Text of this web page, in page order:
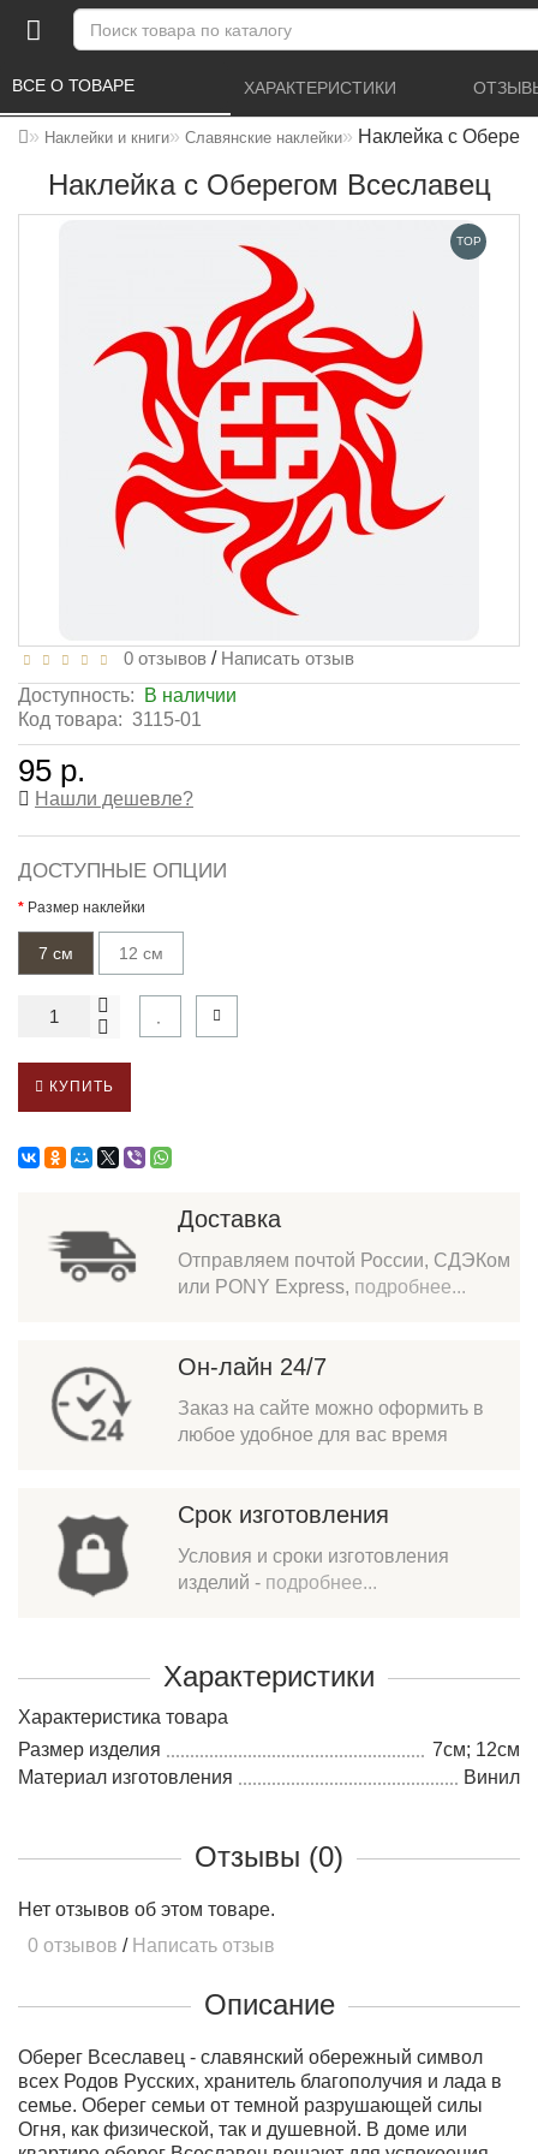
Наклейки и книги Славянские наклейки Наклейка с
Наклейка с Оберегом Всеславец
ВСЕ О ТОВАРЕ ХАРАКТЕРИСТИКИ
TOP
0 отзывов / Написать отзыв
Доступность:
В наличии
Код товара: 3115-01
95 р.
Нашли дешевле?
ДОСТУПНЫЕ ОПЦИИ
Размер наклейки
7 см 12 см
КУПИТЬ
Доставка
Отправляем почтой России, СДЭКом
или PONY Express, подробнее...
Он-лайн 24/7
Заказ на сайте можно оформить в
любое удобное для вас время
Срок изготовления
Условия и сроки изготовления
изделий - подробнее...
Характеристики
Характеристика товара
Размер изделия
7см; 12см
Материал изготовления
Винил
Отзывы (0)
Нет отзывов об этом товаре.
0 отзывов / Написать отзыв
Описание
Оберег Всеславец - славянский обережный символ
всех Родов Русских, хранитель благополучия и лада в
семье. Оберег семьи от темной разрушающей силы
Огня, как физической, так и душевной. В доме или